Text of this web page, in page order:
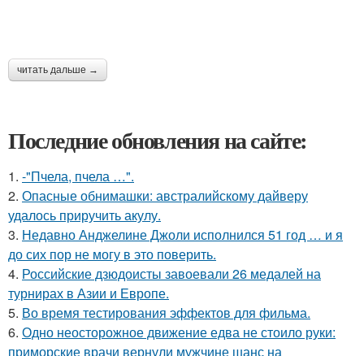
читать дальше →
Последние обновления на сайте:
1. -"Пчела, пчела …".
2. Опасные обнимашки: австралийскому дайверу
удалось приручить акулу.
3. Недавно Анджелине Джоли исполнился 51 год … и я
до сих пор не могу в это поверить.
4. Российские дзюдоисты завоевали 26 медалей на
турнирах в Азии и Европе.
5. Во время тестирования эффектов для фильма.
6. Одно неосторожное движение едва не стоило руки:
приморские врачи вернули мужчине шанс на